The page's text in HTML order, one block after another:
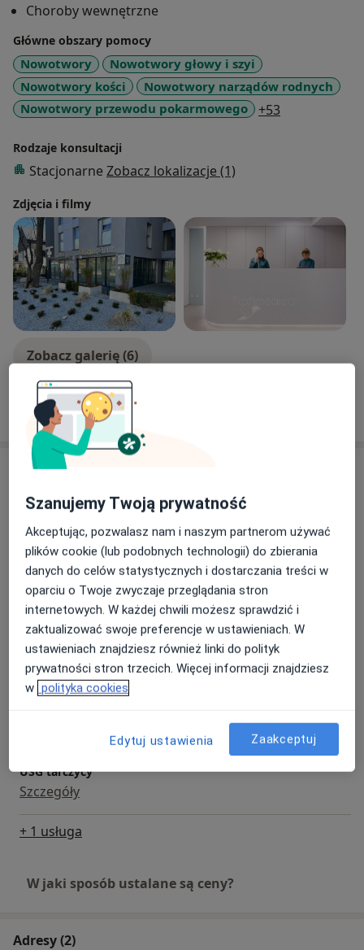
autoimmunologiczne zapalenie wątroby i jelit,
cukrzyca polekowa.
W procesie leczenia, współpracuję z lekarzami innych
specjalności- chirurgami, urologami, ginekologami,
radioterapeutami.
Choroby wewnętrzne
Główne obszary pomocy
Nowotwory
Nowotwory głowy i szyi
Nowotwory kości
Nowotwory narządów rodnych
Nowotwory przewodu pokarmowego
+53
Rodzaje konsultacji
Stacjonarne Zobacz lokalizacje (1)
Zdjęcia i filmy
Zobacz galerię (6)
Usługi i ceny
Konsultacja onkologiczna
300 zł Szczegóły
USG jamy brzusznej
Od 300 zł Szczegóły Umów wizytę
USG piersi
Od 300 zł Szczegóły Umów wizytę
USG tarczycy
Szczegóły
+ 1 usługa
W jaki sposób ustalane są ceny?
Adresy (2)
Szanujemy Twoją prywatność
Akceptując, pozwalasz nam i naszym partnerom używać
plików cookie (lub podobnych technologii) do zbierania
danych do celów statystycznych i dostarczania treści w
oparciu o Twoje zwyczaje przeglądania stron
internetowych. W każdej chwili możesz sprawdzić i
zaktualizować swoje preferencje w ustawieniach. W
ustawieniach znajdziesz również linki do polityk
prywatności stron trzecich. Więcej informacji znajdziesz
w polityka cookies
Edytuj ustawienia Zaakceptuj